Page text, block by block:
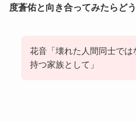
度蒼佑と向き合ってみたらど
花音「壊れた人間同士では
持つ家族として」